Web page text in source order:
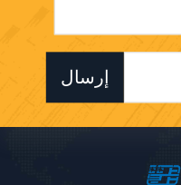
إرسال